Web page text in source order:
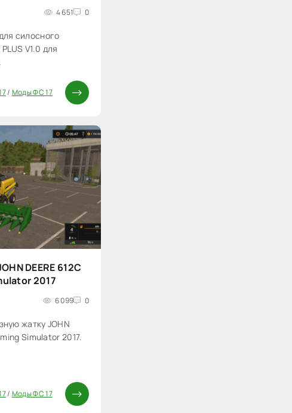
4 651 0
силосного
V1.0 для
/ Моды ФС 17
DEERE 612C
2017
6 099 0
жатку JOHN
Simulator 2017.
/ Моды ФС 17